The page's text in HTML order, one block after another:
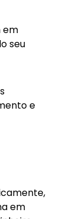
em
seu
e
em